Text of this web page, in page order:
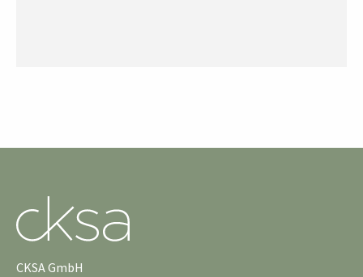
CKSA GmbH